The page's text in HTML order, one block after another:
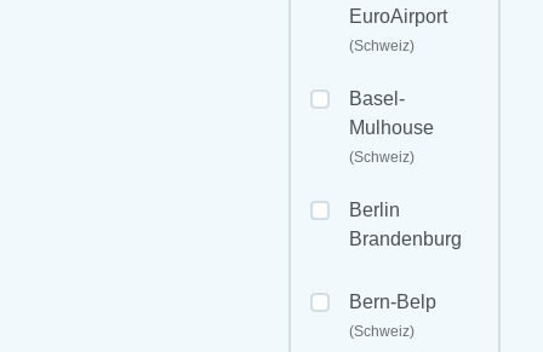
EuroAirport
(Schweiz)
Basel-
Mulhouse
(Schweiz)
Berlin
Brandenburg
Bern-Belp
(Schweiz)